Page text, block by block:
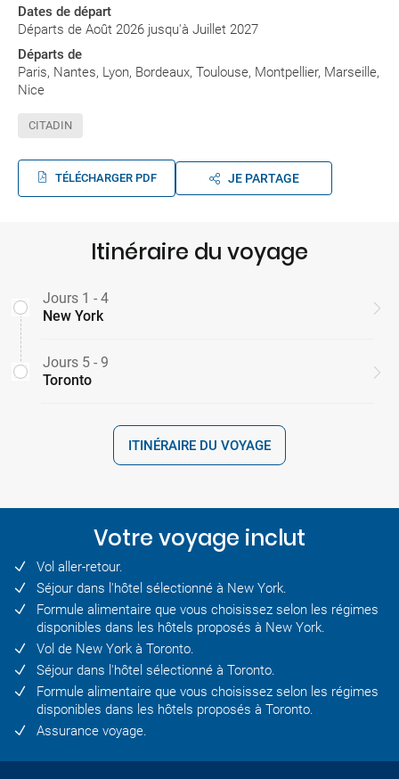
Dates de départ
Départs de Août 2026 jusqu'à Juillet 2027
Départs de
Paris, Nantes, Lyon, Bordeaux, Toulouse, Montpellier, Marseille,
Nice
CITADIN
TÉLÉCHARGER PDF JE PARTAGE
Itinéraire du voyage
Jours 1 - 4
New York
Jours 5 - 9
Toronto
ITINÉRAIRE DU VOYAGE
Votre voyage inclut
Vol aller-retour.
Séjour dans l'hôtel sélectionné à New York.
Formule alimentaire que vous choisissez selon les régimes
disponibles dans les hôtels proposés à New York.
Vol de New York à Toronto.
Séjour dans l'hôtel sélectionné à Toronto.
Formule alimentaire que vous choisissez selon les régimes
disponibles dans les hôtels proposés à Toronto.
Assurance voyage.